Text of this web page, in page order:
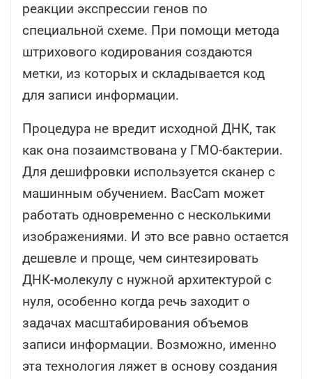
реакции экспрессии генов по
специальной схеме. При помощи метода
штрихового кодирования создаются
метки, из которых и складывается код
для записи информации.
Процедура не вредит исходной ДНК, так
как она позаимствована у ГМО-бактерии.
Для дешифровки используется сканер с
машинным обучением. BacCam может
работать одновременно с несколькими
изображениями. И это все равно остается
дешевле и проще, чем синтезировать
ДНК-молекулу с нужной архитектурой с
нуля, особенно когда речь заходит о
задачах масштабирования объемов
записи информации. Возможно, именно
эта технология ляжет в основу создания